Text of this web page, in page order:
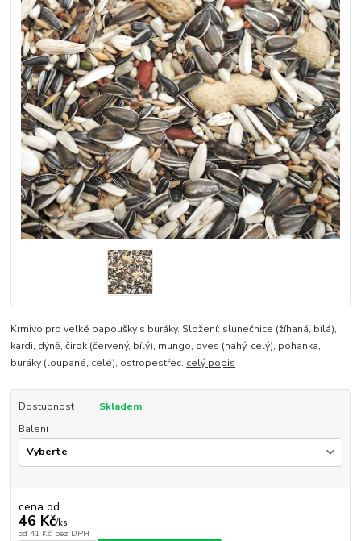
Krmivo pro velké papoušky s buráky. Složení: slunečnice (žíhaná, bílá),
kardi, dýně, čirok (červený, bílý), mungo, oves (nahý, celý), pohanka,
buráky (loupané, celé), ostropestřec. celý popis
Dostupnost
Skladem
Balení
cena od
46 Kč/ks
od 41 Kč bez DPH